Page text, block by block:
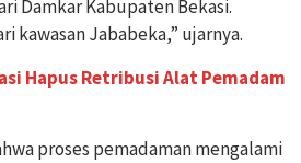
Damkar Kabupaten Bekasi.
kawasan Jababeka,” ujarnya.
Hapus Retribusi Alat Pemadam
proses pemadaman mengalami